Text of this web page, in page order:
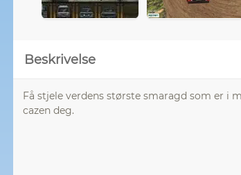
Beskrivelse
Få stjele verdens største smaragd som er i
cazen deg.